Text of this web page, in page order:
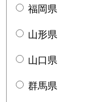
福岡県
山形県
山口県
群馬県